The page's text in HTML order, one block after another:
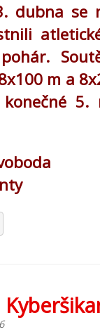
dubna se
m a
5.